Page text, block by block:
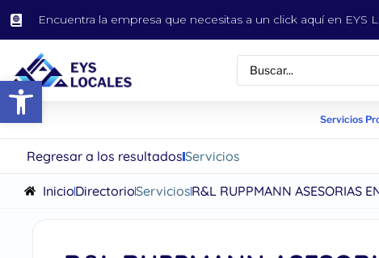
Abrir barra de herramientas
Encuentra la empresa que necesitas a un click aquí en
Servicios
Regresar a los resultadosServicios
InicioDirectorioServiciosR&L RUPPMANN ASESORIAS